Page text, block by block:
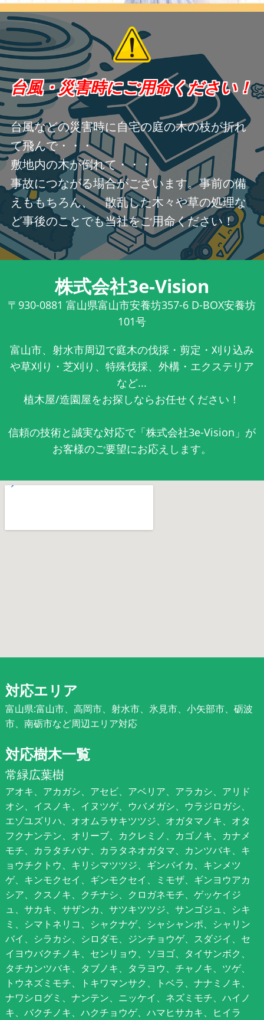
台風・災害時にご用命ください！
台風などの災害時に自宅の庭の木の枝が折れ
て飛んで・・・
敷地内の木が倒れて・・・
事故につながる場合がございます。事前の備
えももちろん、 散乱した木々や草の処理な
ど事後のことでも当社をご用命ください！
株式会社3e-Vision
〒930-0881 富山県富山市安養坊357-6 D-BOX安養坊
101号
富山市、射水市周辺で庭木の伐採・剪定・刈り込み
や草刈り・芝刈り、特殊伐採、外構・エクステリア
など...
植木屋/造園屋をお探しならお任せください！
信頼の技術と誠実な対応で「株式会社3e-Vision」が
お客様のご要望にお応えします。
対応エリア
富山県:富山市、高岡市、射水市、氷見市、小矢部市、砺波
市、南砺市など周辺エリア対応
対応樹木一覧
常緑広葉樹
アオキ、アカガシ、アセビ、アベリア、アラカシ、アリド
オシ、イスノキ、イヌツゲ、ウバメガシ、ウラジロガシ、
エゾユズリハ、オオムラサキツツジ、オガタマノキ、オタ
フクナンテン、オリーブ、カクレミノ、カゴノキ、カナメ
モチ、カラタチバナ、カラタネオガタマ、カンツバキ、キ
ョウチクトウ、キリシマツツジ、ギンバイカ、キンメツ
ゲ、キンモクセイ、ギンモクセイ、ミモザ、ギンヨウアカ
シア、クスノキ、クチナシ、クロガネモチ、ゲッケイジ
ュ、サカキ、サザンカ、サツキツツジ、サンゴジュ、シキ
ミ、シマトネリコ、シャクナゲ、シャシャンポ、シャリン
バイ、シラカシ、シロダモ、ジンチョウゲ、スダジイ、セ
イヨウバクチノキ、センリョウ、ソヨゴ、タイサンボク、
タチカンツバキ、タブノキ、タラヨウ、チャノキ、ツゲ、
トウネズミモチ、トキワマンサク、トベラ、ナナミノキ、
ナワシログミ、ナンテン、ニッケイ、ネズミモチ、ハイノ
キ、バクチノキ、ハクチョウゲ、ハマヒサカキ、ヒイラ